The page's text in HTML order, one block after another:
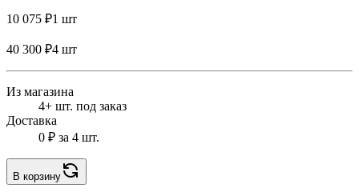
10 075 ₽1 шт
40 300 ₽4 шт
Из магазина
4+ шт. под заказ
Доставка
0 ₽ за 4 шт.
В корзину